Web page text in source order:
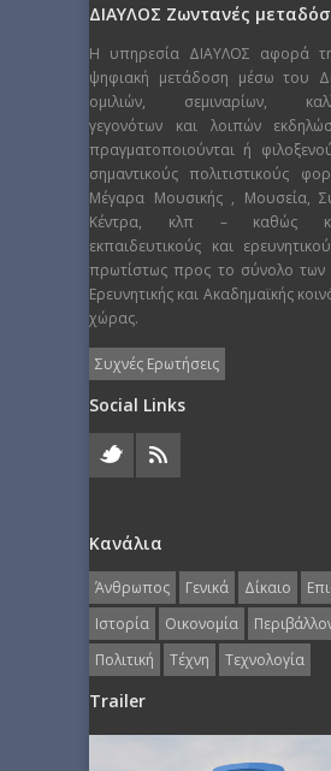
ΔΙΑΥΛΟΣ Ζωντανές
Η υπηρεσία ΔΙΑΥΛΟΣ αφορά
ψηφιακή μετάδοση μέσω του
ομιλιών, σεμιναρίων,
γεγονότων και λοιπών
πραγματοποιούνται ή
σημαντικούς πολιτιστικούς
Μέγαρα Μουσικής , Μουσεία,
Κέντρα, κλπ – καθώς
εκπαιδευτικούς και
πρωτίστως προς το σύνολο των
Ερευνητικής και Ακαδημαϊκής
χώρας.
Συχνές Ερωτήσεις
Social Links
Κανάλια
Άνθρωπος Γενικά Δίκαιο
Ιστορία
Οικονομία
Πολιτική
Τέχνη Τεχνολογία
Trailer